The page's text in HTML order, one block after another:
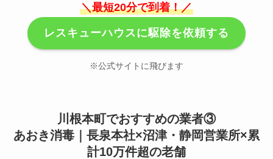
＼最短20分で到着！／
レスキューハウスに駆除を依頼する
※公式サイトに飛びます
川根本町でおすすめの業者③
あおき消毒｜長泉本社×沼津・静岡営業所×累
計10万件超の老舗